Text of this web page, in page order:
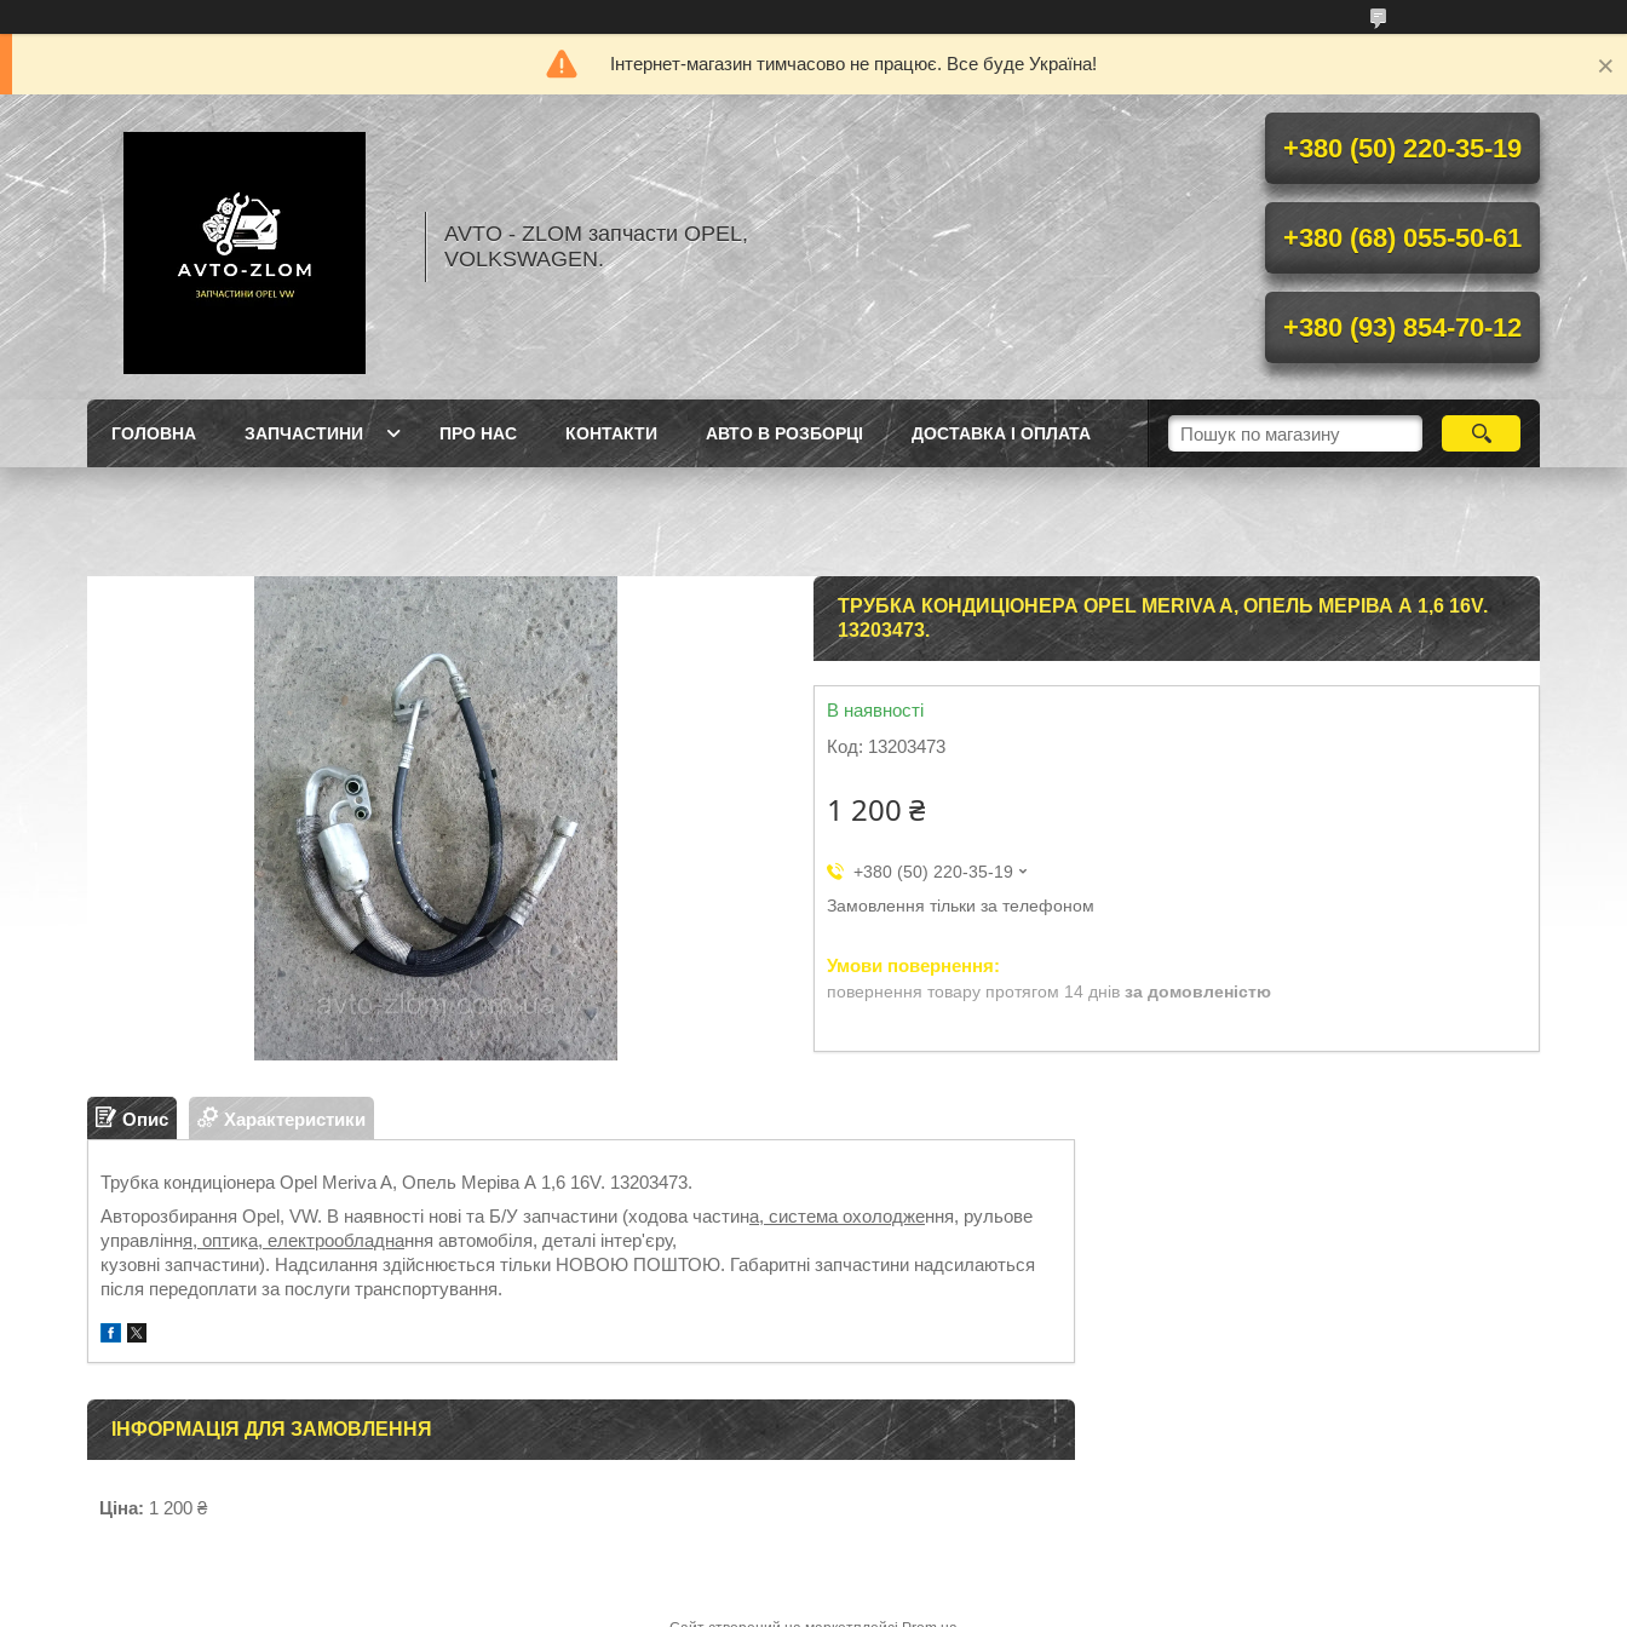
Інтернет-магазин тимчасово не працює. Все буде Україна!
AVTO - ZLOM запчасти OPEL,
VOLKSWAGEN.
+380 (50) 220-35-19
+380 (68) 055-50-61
+380 (93) 854-70-12
ГОЛОВНА ЗАПЧАСТИНИ ПРО НАС КОНТАКТИ АВТО В РОЗБОРЦІ ДОСТАВКА І ОПЛАТА
ТРУБКА КОНДИЦІОНЕРА OPEL MERIVA A, ОПЕЛЬ МЕРІВА А 1,6 16V.
13203473.
В наявності
Код: 13203473
1 200 ₴
+380 (50) 220-35-19
Замовлення тільки за телефоном
повернення товару протягом 14 днів за домовленістю
Опис Характеристики
Трубка кондиціонера Opel Meriva A, Опель Меріва А 1,6 16V. 13203473.
Авторозбирання Opel, VW. В наявності нові та Б/У запчастини (ходова частина, система охолодження, рульове
управління, оптика, електрообладнання автомобіля, деталі інтер'єру,
кузовні запчастини). Надсилання здійснюється тільки НОВОЮ ПОШТОЮ. Габаритні запчастини надсилаються
після передоплати за послуги транспортування.
ІНФОРМАЦІЯ ДЛЯ ЗАМОВЛЕННЯ
Ціна: 1 200 ₴